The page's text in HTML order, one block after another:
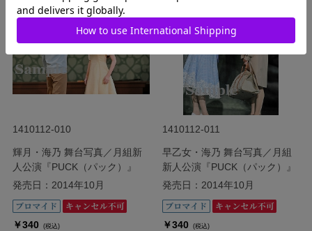
1410112-010
輝月・海乃 舞台写真／月組新
人公演『PUCK（パック）』
発売日：2014年10月
￥340 (税込)
1410112-011
早乙女・海乃 舞台写真／月組
新人公演『PUCK（パック）』
発売日：2014年10月
￥340 (税込)